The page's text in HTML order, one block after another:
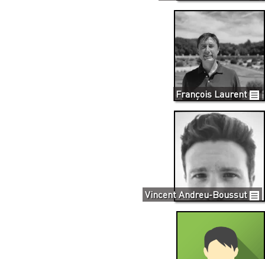
François Laurent
Vincent Andreu-Boussut